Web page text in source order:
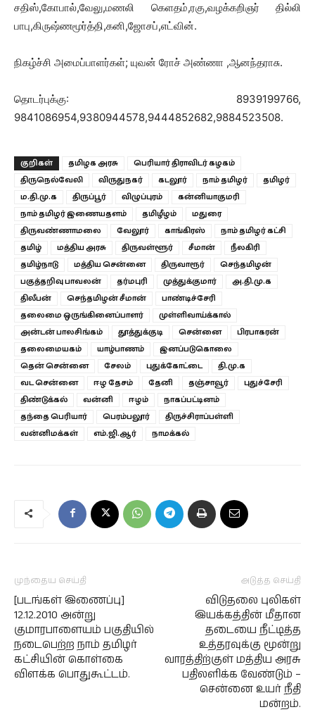
சதிஸ்,கோபால்,வேலு,மணலி கெளதம்,ரகு,வழக்கறிஞர் தில்லி
பாபு,கிருஷ்ணமூர்த்தி,கனி,ஜோசப்,எட்வின்.
நிகழ்ச்சி அமைப்பாளர்கள்; யுவன் ரோச் அண்ணா ,ஆனந்தராசு.
தொடர்புக்கு: 8939199766,
9841086954,9380944578,9444852682,9884523508.
குறிகள் தமிழக அரசு
பெரியார் திராவிடர் கழகம்
திருநெல்வேலி
விருதுநகர் கடலூர் நாம் தமிழர்
தமிழர்
ம.தி.மு.க
திருப்பூர் விழுப்புரம்
கன்னியாகுமரி
நாம் தமிழர் இணையதளம்
தமிழீழம்
மதுரை
திருவண்ணாமலை
வேலூர் காங்கிரஸ்
நாம் தமிழர் கட்சி
தமிழ்
மத்திய அரசு திருவள்ளூர் சீமான்
நீலகிரி
தமிழ்நாடு
மத்திய சென்னை திருவாரூர்
செந்தமிழன்
பகுத்தறிவு பாவலன்
தர்மபுரி முத்துக்குமார்
அ.தி.மு.க
திலீபன்
செந்தமிழன் சீமான்
பாண்டிச்சேரி
தலைமை ஒருங்கினைப்பாளர்
முள்ளிவாய்க்கால்
அன்டன் பாலசிங்கம்
தூத்துக்குடி சென்னை
பிரபாகரன்
தலைமையகம்
யாழ்பாணம்
இனப்படுகொலை
தென் சென்னை
சேலம் புதுக்கோட்டை
தி.மு.க
வட சென்னை
ஈழ தேசம் தேனி தஞ்சாவூர்
புதுச்சேரி
திண்டுக்கல்
வன்னி ஈழம்
நாகப்பட்டினம்
தந்தை பெரியார்
பெரம்பலூர்
திருச்சிராப்பள்ளி
வன்னிமக்கள்
எம்.ஜி.ஆர் நாமக்கல்
முந்தைய செய்தி
[படங்கள் இணைப்பு]
12.12.2010 அன்று
குமாரபாளையம் பகுதியில்
நடைபெற்ற நாம் தமிழர்
கட்சியின் கொள்கை
விளக்க பொதுகூட்டம்.
அடுத்த செய்தி
விடுதலை புலிகள்
இயக்கத்தின் மீதான
தடையை நீட்டித்த
உத்தரவுக்கு மூன்று
வாரத்திற்குள் மத்திய அரசு
பதிலளிக்க வேண்டும் –
சென்னை உயர் நீதி
மன்றம்.